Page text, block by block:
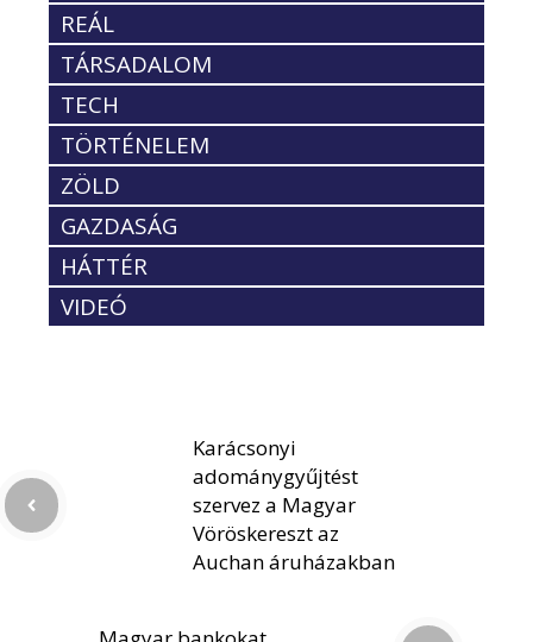
REÁL
TÁRSADALOM
TECH
TÖRTÉNELEM
ZÖLD
GAZDASÁG
HÁTTÉR
VIDEÓ
Karácsonyi
adománygyűjtést
szervez a Magyar
Vöröskereszt az
Auchan áruházakban